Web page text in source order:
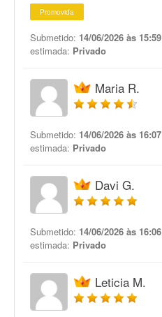
Promovida
Submetido: 14/06/2026 às 15:59
estimada: Privado
Maria R.
Submetido: 14/06/2026 às 16:07
estimada: Privado
Davi G.
Submetido: 14/06/2026 às 16:06
estimada: Privado
Leticia M.